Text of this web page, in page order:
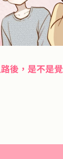
後，是不是